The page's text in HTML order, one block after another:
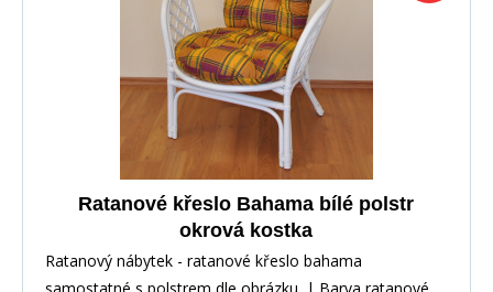
Ratanové křeslo Bahama bílé polstr
okrová kostka
Ratanový nábytek - ratanové křeslo bahama